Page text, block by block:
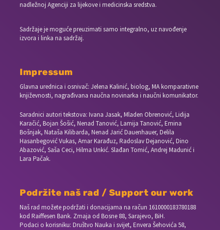
nadležnoj Agenciji za lijekove i medicinska sredstva.
Sadržaje je moguće preuzimati samo integralno, uz navođenje
izvora i linka na sadržaj.
Impressum
Glavna urednica i osnivač: Jelena Kalinić, biolog, MA komparativne
književnosti, nagrađivana naučna novinarka i naučni komunikator.
Saradnici autori tekstova: Ivana Jasak, Mladen Obrenović, Lidija
Karačić, Bojan Šošić, Nenad Tanović, Lamija Tanović, Emina
Bošnjak, Nataša Kilibarda, Nenad Jarić Dauenhauer, Delila
Hasanbegović Vukas, Amar Karađuz, Radoslav Dejanović, Dino
Abazović, Saša Ceci, Hilma Unkić. Slađan Tomić, Andrej Madunić i
Lara Pačak.
Podržite naš rad / Support our work
Naš rad možete podržati i donacijama na račun 1610000183780188
kod Raiffesen Bank. Zmaja od Bosne 88, Sarajevo, BiH.
Podaci o korisniku: Društvo Nauka i svijet, Envera Šehovića 58,